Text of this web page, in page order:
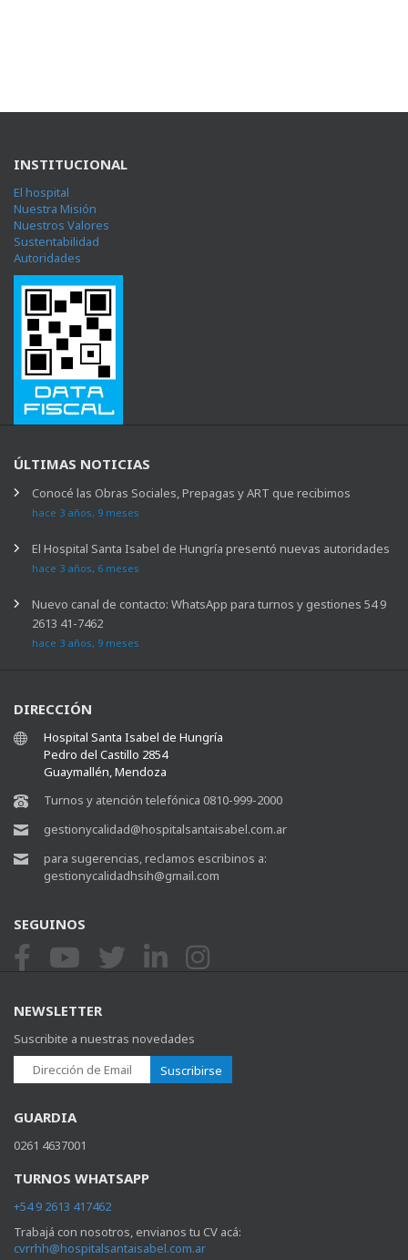
INSTITUCIONAL
El hospital
Nuestra Misión
Nuestros Valores
Sustentabilidad
Autoridades
ÚLTIMAS NOTICIAS
Conocé las Obras Sociales, Prepagas y ART que recibimos
hace 3 años, 9 meses
El Hospital Santa Isabel de Hungría presentó nuevas autoridades
hace 3 años, 6 meses
Nuevo canal de contacto: WhatsApp para turnos y gestiones 54 9
2613 41-7462
hace 3 años, 9 meses
DIRECCIÓN
Hospital Santa Isabel de Hungría
Pedro del Castillo 2854
Guaymallén, Mendoza
Turnos y atención telefónica 0810-999-2000
gestionycalidad@hospitalsantaisabel.com.ar
para sugerencias, reclamos escribinos a:
gestionycalidadhsih@gmail.com
SEGUINOS
NEWSLETTER
Suscribite a nuestras novedades
Suscribirse
GUARDIA
0261 4637001
TURNOS WHATSAPP
+54 9 2613 417462
Trabajá con nosotros, envianos tu CV acá:
cvrrhh@hospitalsantaisabel.com.ar